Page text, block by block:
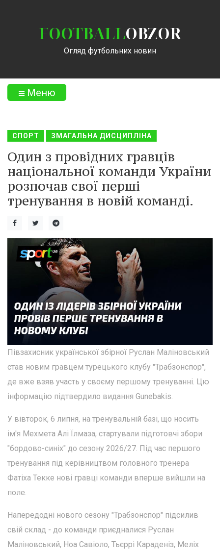
FOOTBALLOBZOR
Огляд футбольних новин
Меню
СПОРТ ЗМАГАЛЬНА ДИСЦИПЛІНА
Один з провідних гравців
національної команди України
розпочав свої перші
тренування в новій команді.
Півзахисник української збірної Руслан Маліновський
став новим гравцем турецького клубу "Трабзонспор",
де вже взяв участь у своєму першому тренуванні. Цю
інформацію підтвердило видання Gunebakis.
У вівторок, 6 липня, на тренувальній базі, що носить
ім'я Мехмета Алі Їлмаза, стартували підготовчі збори
"бордово-синіх" до сезону 2026/27. Під час першого
тренування під керівництвом головного тренера
Фатіха Текке нові гравці команди вперше вийшли на
поле.
Напередодні нового сезону "Трабзонспор" підсилив
свій склад - до команди приєдналися Руслан
Маліновський, Ноа Савіоло, Тьєррі Караденіз, Меліх